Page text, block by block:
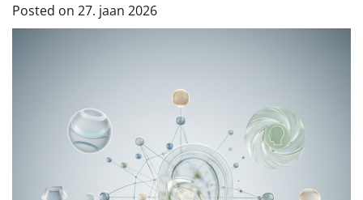
Posted on 27. jaan 2026